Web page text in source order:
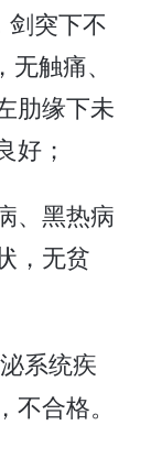
剑突下不
触痛、
肋缘下未
好；
、黑热病
，无贫
系统疾
合格。